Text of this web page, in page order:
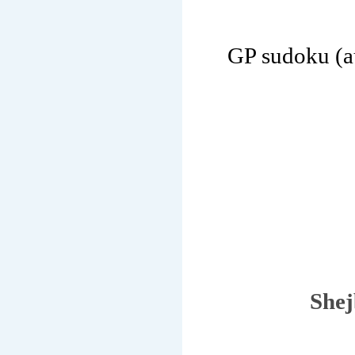
GP sudoku